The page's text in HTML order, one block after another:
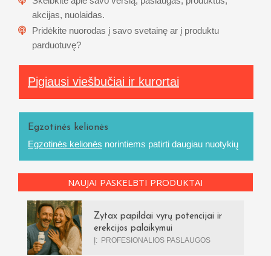
akcijas, nuolaidas.
Pridėkite nuorodas į savo svetainę ar į produktu
parduotuvę?
Pigiausi viešbučiai ir kurortai
Egzotinės kelionės
Egzotinės kelionės norintiems patirti daugiau nuotykių
NAUJAI PASKELBTI PRODUKTAI
Zytax papildai vyrų potencijai ir
erekcijos palaikymui
Į: PROFESIONALIOS PASLAUGOS